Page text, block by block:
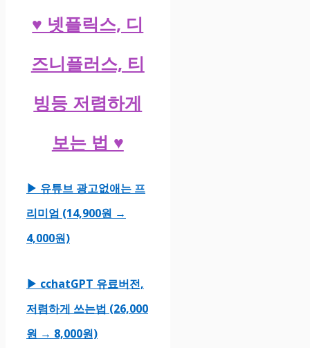
♥ 넷플릭스, 디
즈니플러스, 티
빙등 저렴하게
보는 법 ♥
▶ 유튜브 광고없애는 프
리미엄 (14,900원 →
4,000원)
▶ cchatGPT 유료버전,
저렴하게 쓰는법 (26,000
원 → 8,000원)